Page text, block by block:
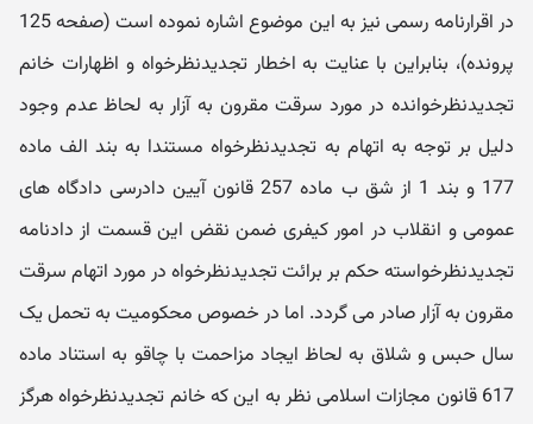
در اقرارنامه رسمی نیز به این موضوع اشاره نموده است (صفحه 125
پرونده)، بنابراین با عنایت به اخطار تجدیدنظرخواه و اظهارات خانم
تجدیدنظرخوانده در مورد سرقت مقرون به آزار به لحاظ عدم وجود
دلیل بر توجه به اتهام به تجدیدنظرخواه مستندا به بند الف ماده
177 و بند 1 از شق ب ماده 257 قانون آیین دادرسی دادگاه های
عمومی و انقلاب در امور کیفری ضمن نقض این قسمت از دادنامه
تجدیدنظرخواسته حکم بر برائت تجدیدنظرخواه در مورد اتهام سرقت
مقرون به آزار صادر می گردد. اما در خصوص محکومیت به تحمل یک
سال حبس و شلاق به لحاظ ایجاد مزاحمت با چاقو به استناد ماده
617 قانون مجازات اسلامی نظر به این که خانم تجدیدنظرخواه هرگز